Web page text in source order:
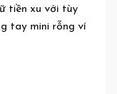
tiền xu với tùy
tay mini rỗng ví